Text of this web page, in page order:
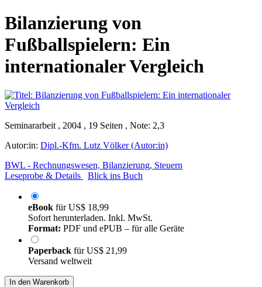
Bilanzierung von
Fußballspielern: Ein
internationaler Vergleich
Seminararbeit , 2004 , 19 Seiten , Note: 2,3
Autor:in: Dipl.-Kfm. Lutz Völker (Autor:in)
BWL - Rechnungswesen, Bilanzierung, Steuern
Leseprobe & Details
Blick ins Buch
eBook fürUS$ 18,99
Sofort herunterladen. Inkl. MwSt.
Format: PDF und ePUB – für alle Geräte
Paperback fürUS$ 21,99
Versand weltweit
In den Warenkorb